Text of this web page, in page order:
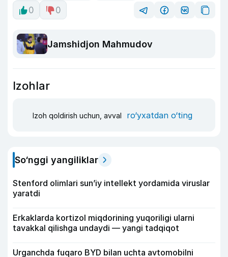
0
0
Jamshidjon Mahmudov
Izohlar
Izoh qoldirish uchun, avval ro‘yxatdan o‘ting
So‘nggi yangiliklar
Stenford olimlari sun’iy intellekt yordamida viruslar
yaratdi
Erkaklarda kortizol miqdorining yuqoriligi ularni
tavakkal qilishga undaydi — yangi tadqiqot
Urganchda fuqaro BYD bilan uchta avtomobilni